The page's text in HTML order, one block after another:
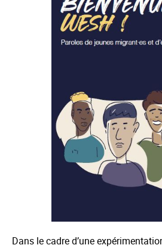
Dans le cadre d’une